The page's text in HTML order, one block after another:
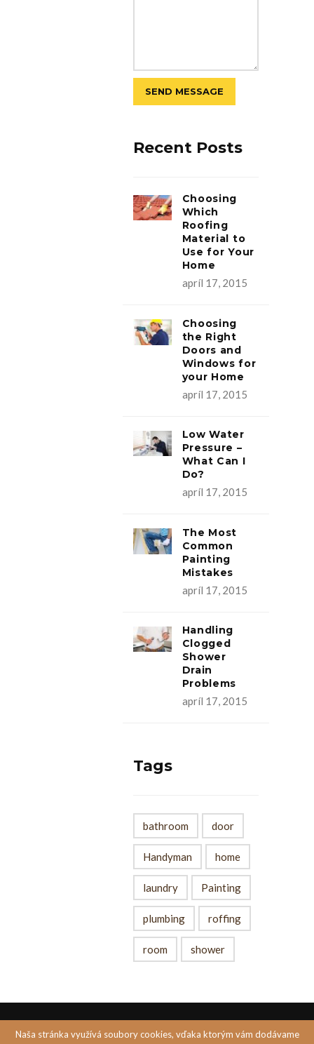
Recent Posts
Choosing
Which
Roofing
Material to
Use for Your
Home
apríl 17, 2015
Choosing
the Right
Doors and
Windows for
your Home
apríl 17, 2015
Low Water
Pressure –
What Can I
Do?
apríl 17, 2015
The Most
Common
Painting
Mistakes
apríl 17, 2015
Handling
Clogged
Shower
Drain
Problems
apríl 17, 2015
Tags
bathroom door
Handyman home
laundry Painting
plumbing roffing
room shower
Naša stránka využívá soubory cookies, vďaka ktorým vám dodávame